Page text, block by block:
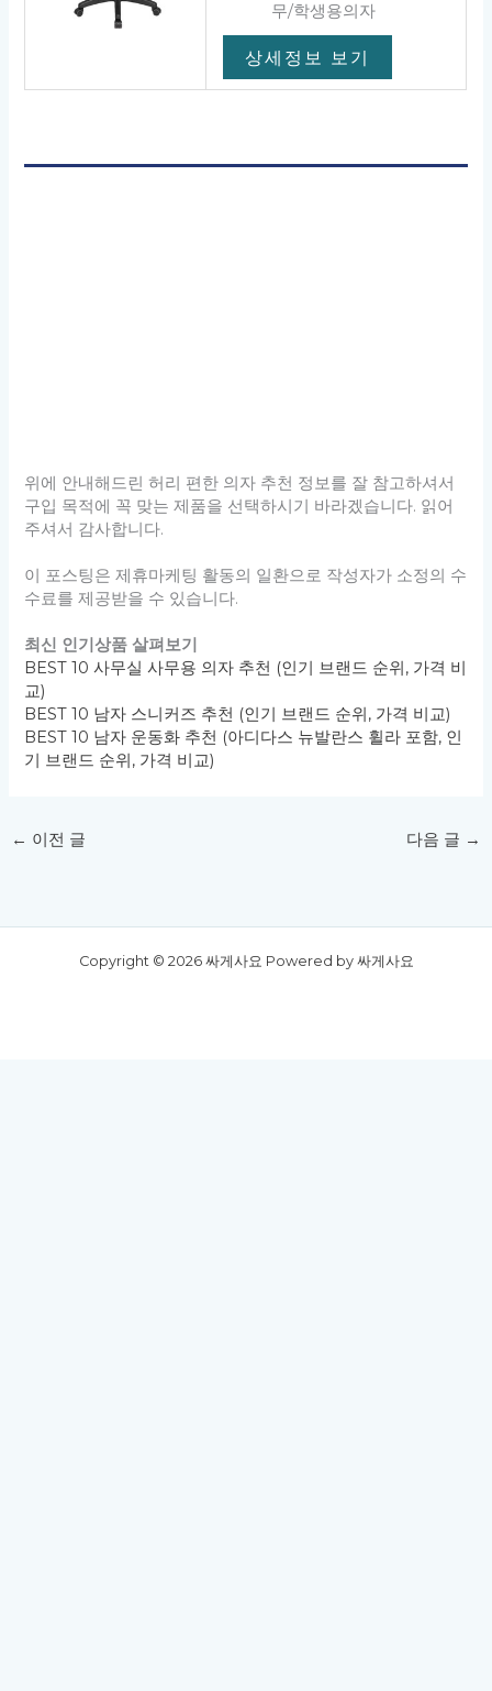
무/학생용의자
상세정보 보기
위에 안내해드린 허리 편한 의자 추천 정보를 잘 참고하셔서
구입 목적에 꼭 맞는 제품을 선택하시기 바라겠습니다. 읽어
주셔서 감사합니다.
이 포스팅은 제휴마케팅 활동의 일환으로 작성자가 소정의 수
수료를 제공받을 수 있습니다.
최신 인기상품 살펴보기
BEST 10 사무실 사무용 의자 추천 (인기 브랜드 순위, 가격 비
교)
BEST 10 남자 스니커즈 추천 (인기 브랜드 순위, 가격 비교)
BEST 10 남자 운동화 추천 (아디다스 뉴발란스 휠라 포함, 인
기 브랜드 순위, 가격 비교)
← 이전 글 다음 글 →
Copyright © 2026 싸게사요 Powered by 싸게사요